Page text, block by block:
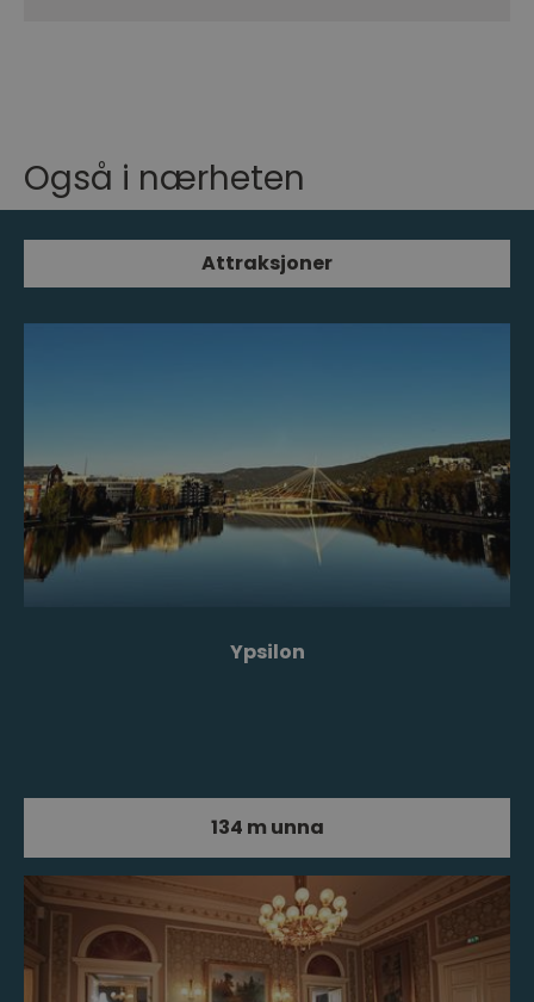
Også i nærheten
Attraksjoner
Ypsilon
134 m unna